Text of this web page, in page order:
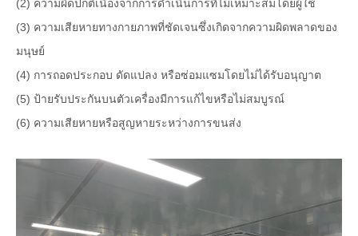
(2) ความผิดปกติเนื่องจากการดำเนินการที่ไม่เหมาะสมโดยผู้ใช้
(3) ความเสียหายทางกายภาพที่ชัดเจนซึ่งเกิดจากความผิดพลาดของ
มนุษย์
(4) การถอดประกอบ ดัดแปลง หรือซ่อมแซมโดยไม่ได้รับอนุญาต
(5) ป้ายรับประกันบนตัวเครื่องมีการแก้ไขหรือไม่สมบูรณ์
(6) ความเสียหายหรือสูญหายระหว่างการขนส่ง